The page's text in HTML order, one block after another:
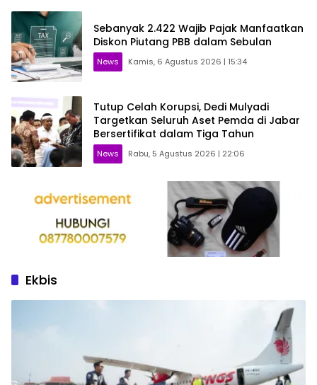
Sebanyak 2.422 Wajib Pajak Manfaatkan
Diskon Piutang PBB dalam Sebulan
News Kamis, 6 Agustus 2026 | 15:34
Tutup Celah Korupsi, Dedi Mulyadi
Targetkan Seluruh Aset Pemda di Jabar
Bersertifikat dalam Tiga Tahun
News Rabu, 5 Agustus 2026 | 22:06
Ekbis